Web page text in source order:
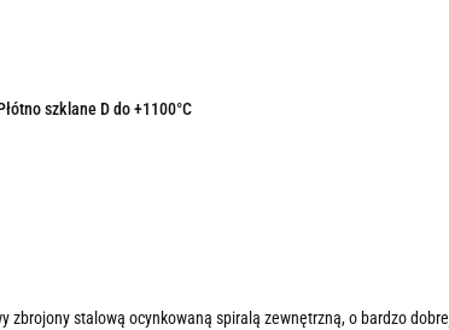
szklane D do +1100°C
zbrojony stalową ocynkowaną spiralą zewnętrzną, o bardzo